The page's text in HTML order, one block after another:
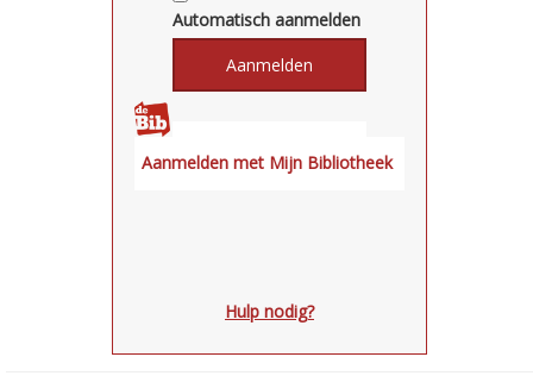
Automatisch aanmelden
Hulp nodig?